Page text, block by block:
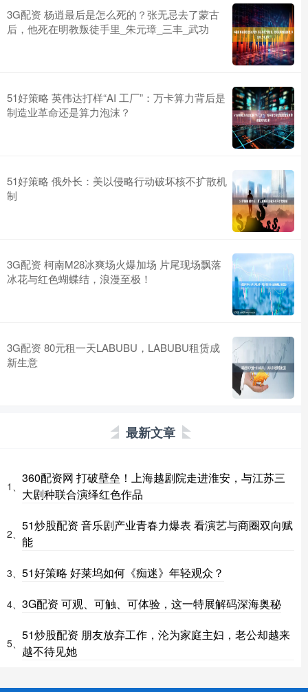
3G配资 杨逍最后是怎么死的？张无忌去了蒙古
后，他死在明教叛徒手里_朱元璋_三丰_武功
51好策略 英伟达打样“AI 工厂”：万卡算力背后是
制造业革命还是算力泡沫？
51好策略 俄外长：美以侵略行动破坏核不扩散机
制
3G配资 柯南M28冰爽场火爆加场 片尾现场飘落
冰花与红色蝴蝶结，浪漫至极！
3G配资 80元租一天LABUBU，LABUBU租赁成
新生意
最新文章
1、
360配资网 打破壁垒！上海越剧院走进淮安，与江苏三
大剧种联合演绎红色作品
2、
51炒股配资 音乐剧产业青春力爆表 看演艺与商圈双向赋
能
3、 51好策略 好莱坞如何《痴迷》年轻观众？
4、 3G配资 可观、可触、可体验，这一特展解码深海奥秘
5、
51炒股配资 朋友放弃工作，沦为家庭主妇，老公却越来
越不待见她